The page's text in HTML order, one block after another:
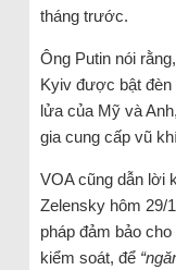
tháng trước.
Ông Putin nói
Kyiv được bật đèn
lửa của Mỹ và
gia cung cấp vũ
VOA cũng dẫn lời
Zelensky hôm 29/
pháp đảm bảo
kiểm soát, để